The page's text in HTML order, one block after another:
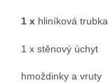
1 x hliníková
1 x stěnový úchyt
hmoždinky a vruty